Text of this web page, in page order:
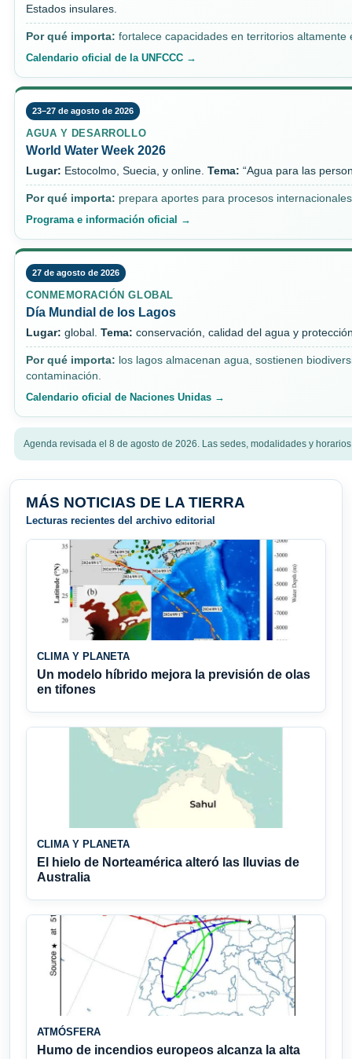
Estados insulares.
Por qué importa: fortalece capacidades en territorios
Calendario oficial de la UNFCCC →
23–27 de agosto de 2026
AGUA Y DESARROLLO
World Water Week 2026
Lugar: Estocolmo, Suecia, y online. Tema: “Agua para las
Por qué importa: prepara aportes para procesos
Programa e información oficial →
27 de agosto de 2026
CONMEMORACIÓN GLOBAL
Día Mundial de los Lagos
Lugar: global. Tema: conservación, calidad del agua y
Por qué importa: los lagos almacenan agua, sostienen
contaminación.
Calendario oficial de Naciones Unidas →
Agenda revisada el 8 de agosto de 2026. Las sedes, modalidades y
MÁS NOTICIAS DE LA TIERRA
Lecturas recientes del archivo editorial
CLIMA Y PLANETA
Un modelo híbrido mejora la previsión de olas
en tifones
CLIMA Y PLANETA
El hielo de Norteamérica alteró las lluvias de
Australia
ATMÓSFERA
Humo de incendios europeos alcanza la alta